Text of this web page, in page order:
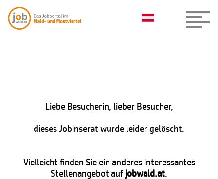
Liebe Besucherin, lieber Besucher,
dieses Jobinserat wurde leider gelöscht.
Vielleicht finden Sie ein anderes interessantes
Stellenangebot aufjobwald.at.